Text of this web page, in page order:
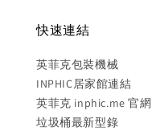
快速連結
英菲克包裝機械
INPHIC居家館連結
英菲克 inphic.me 官網
垃圾桶最新型錄